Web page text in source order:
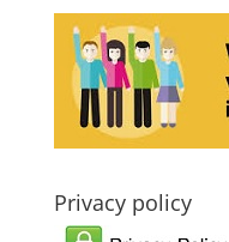
Privacy policy